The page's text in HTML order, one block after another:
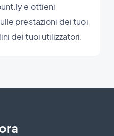
e ottieni
prestazioni dei tuoi
dei tuoi utilizzatori.